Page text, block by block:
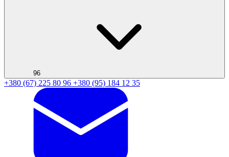
96
+380 (67) 225 80 96 +380 (95) 184 12 35